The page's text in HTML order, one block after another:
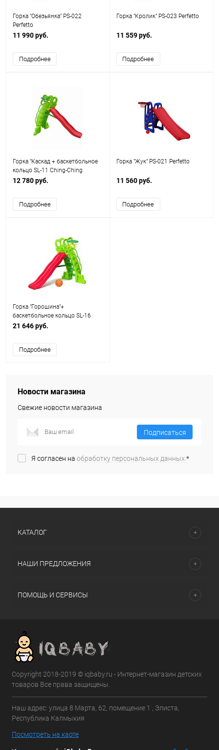
Горка "Обезьянка" PS-022
Perfetto
11 990 руб.
Подробнее
Горка "Кролик" PS-023 Perfetto
11 559 руб.
Подробнее
Горка "Каскад + баскетбольное
кольцо SL-11 Ching-Ching
12 780 руб.
Подробнее
Горка "Жук" PS-021 Perfetto
11 560 руб.
Подробнее
Горка "Горошина"+
баскетбольное кольцо SL-16
Ching-Ching
21 646 руб.
Подробнее
Новости магазина
Свежие новости магазина
Подписаться
Я согласен на обработку персональных данных.*
КАТАЛОГ
НАШИ ПРЕДЛОЖЕНИЯ
ПОМОЩЬ И СЕРВИСЫ
Copyright 2018-2019 © iqbaby.ru - Интернет-магазин детских
товаров Все права защищены.
Наш адрес: улица 8 Марта, 62, помещение 1 , Элиста,
Республика Калмыкия
Посмотреть на карте